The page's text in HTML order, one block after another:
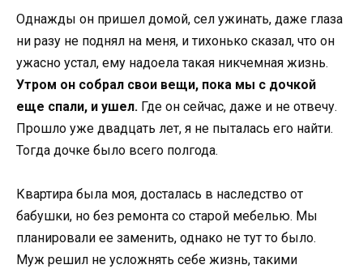
Однажды он пришел домой, сел ужинать, даже глаза
ни разу не поднял на меня, и тихонько сказал, что он
ужасно устал, ему надоела такая никчемная жизнь.
Утром он собрал свои вещи, пока мы с дочкой
еще спали, и ушел. Где он сейчас, даже и не отвечу.
Прошло уже двадцать лет, я не пыталась его найти.
Тогда дочке было всего полгода.
Квартира была моя, досталась в наследство от
бабушки, но без ремонта со старой мебелью. Мы
планировали ее заменить, однако не тут то было.
Муж решил не усложнять себе жизнь, такими